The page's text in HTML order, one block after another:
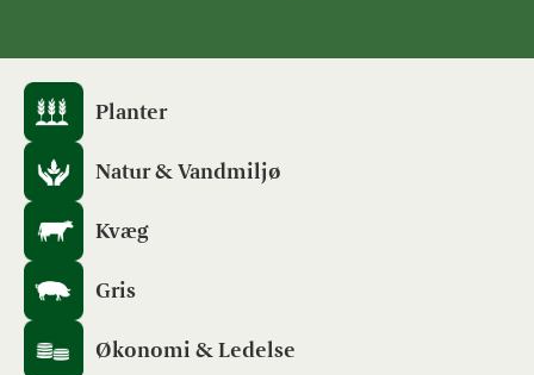
Planter
Natur & Vandmiljø
Kvæg
Gris
Økonomi & Ledelse